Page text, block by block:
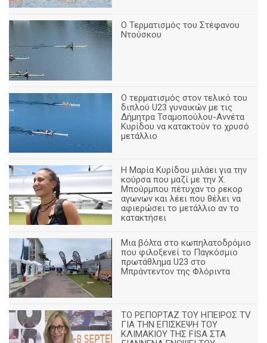
Ο Τερματισμός του Στέφανου
Ντούσκου
Ο τερματισμός στον τελικό του
διπλού U23 γυναικών με τις
Δήμητρα Τσαμοπούλου-Αννέτα
Κυρίδου να κατακτούν το χρυσό
μετάλλιο
Η Μαρία Κυρίδου μιλάει για την
κούρσα που μαζί με την Χ.
Μπούρμπου πέτυχαν το ρεκορ
αγωνων και λέει που θέλει να
αφιερώσει το μετάλλιο αν το
κατακτήσει
Μια βόλτα στο κωπηλατοδρόμιο
που φιλοξενεί το Παγκόσμιο
πρωτάθλημα U23 στο
Μπράντεντον της Φλόριντα
ΤΟ ΡΕΠΟΡΤΑΖ ΤΟΥ ΗΠΕΙΡΟΣ TV
ΓΙΑ ΤΗΝ ΕΠΙΣΚΕΨΗ ΤΟΥ
ΚΛΙΜΑΚΙΟΥ ΤΗΣ FISA ΣΤΑ